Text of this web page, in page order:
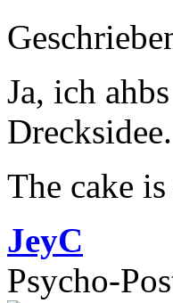
Ja, ich
Drecksidee.
The cake
JeyC
Psycho-